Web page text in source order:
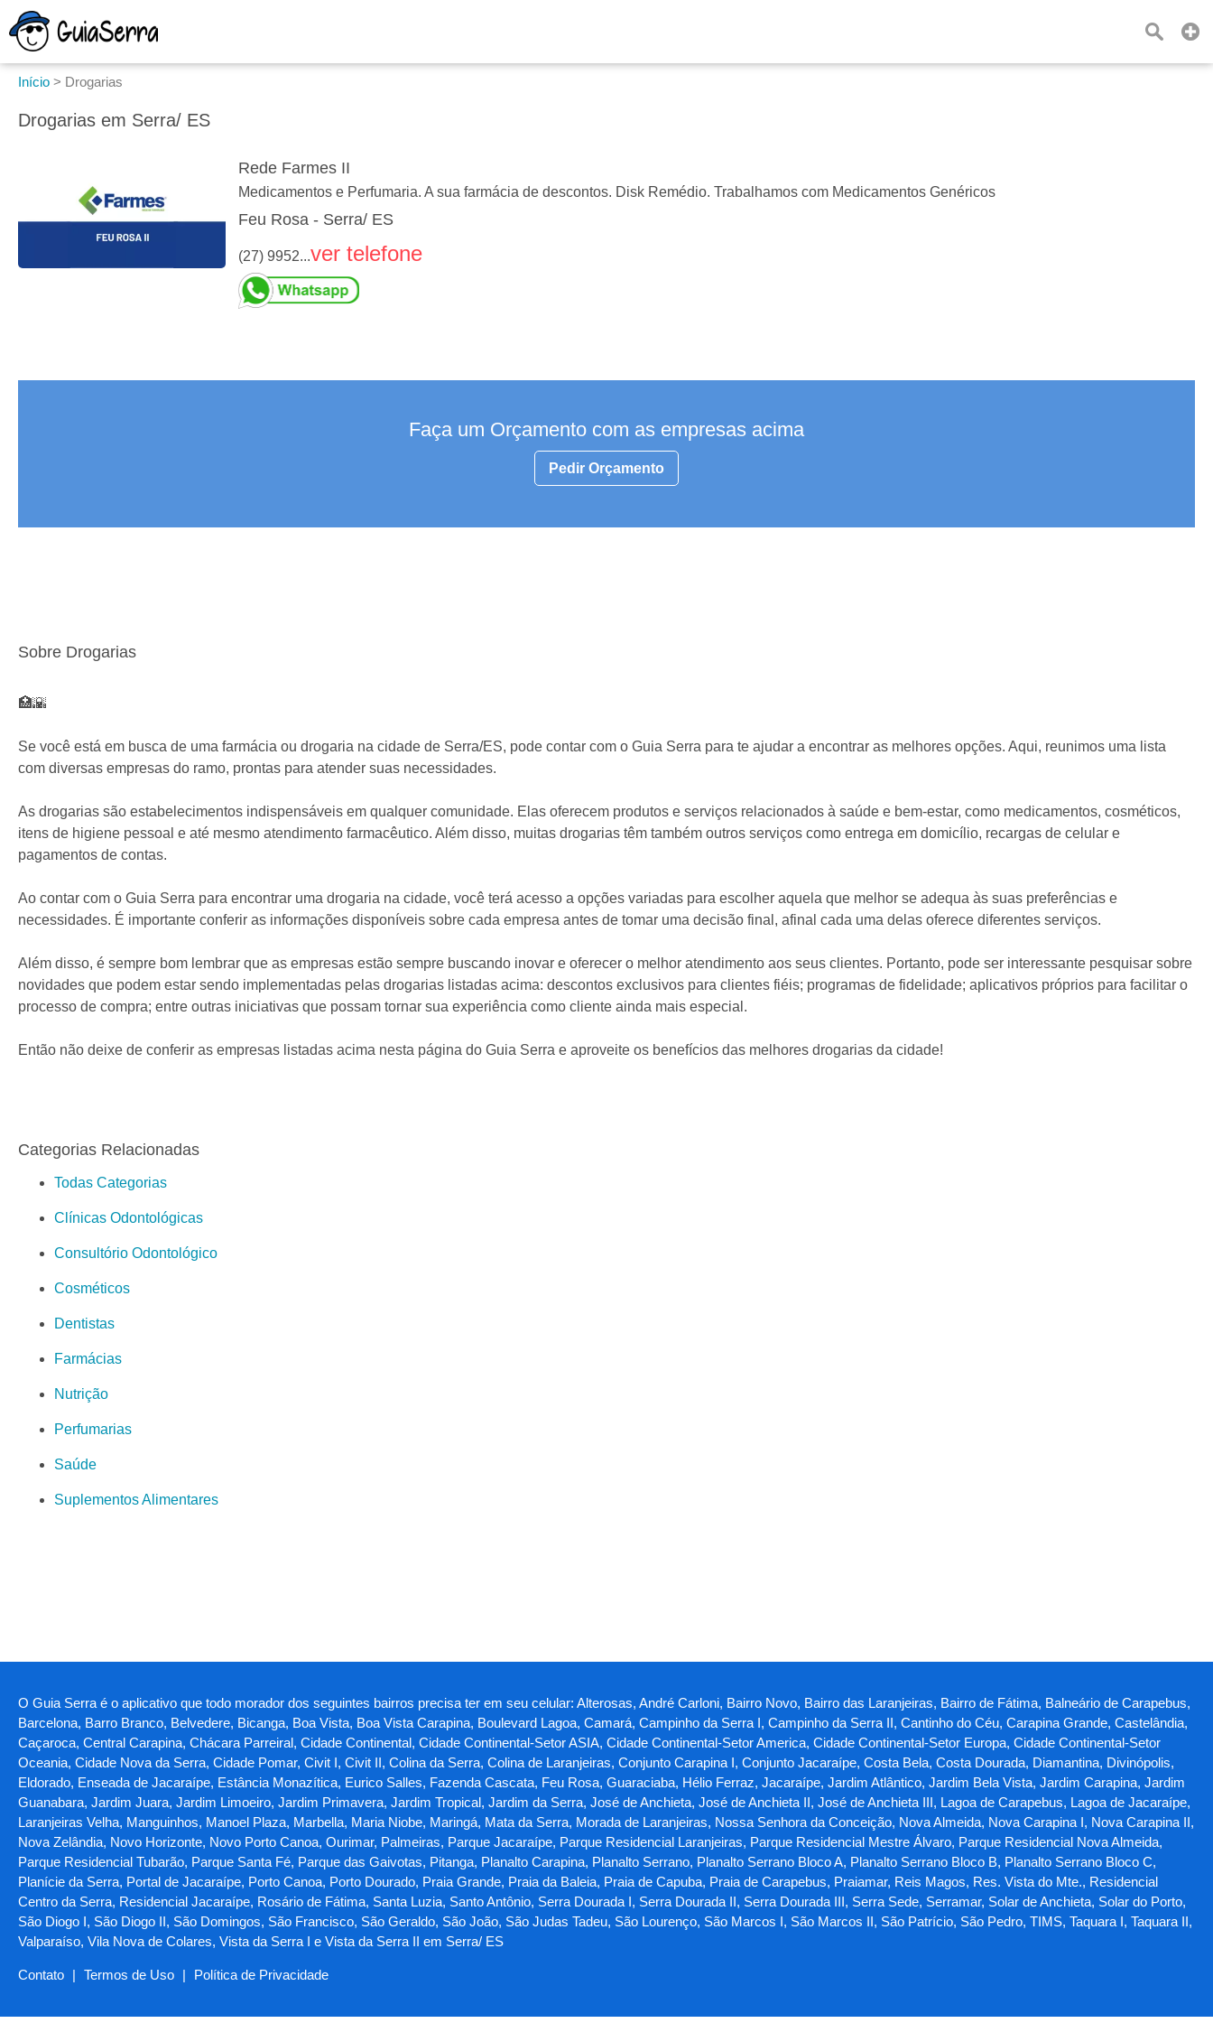
Início > Drogarias
Drogarias em Serra/ ES
Rede Farmes II
Medicamentos e Perfumaria. A sua farmácia de descontos. Disk Remédio. Trabalhamos com Medicamentos Genéricos
Feu Rosa - Serra/ ES
(27) 9952...ver telefone
Faça um Orçamento com as empresas acima
Pedir Orçamento
Sobre Drogarias
🏥🌇
Se você está em busca de uma farmácia ou drogaria na cidade de Serra/ES, pode contar com o Guia Serra para te ajudar a encontrar as melhores opções. Aqui, reunimos uma lista
com diversas empresas do ramo, prontas para atender suas necessidades.
As drogarias são estabelecimentos indispensáveis em qualquer comunidade. Elas oferecem produtos e serviços relacionados à saúde e bem-estar, como medicamentos, cosméticos,
itens de higiene pessoal e até mesmo atendimento farmacêutico. Além disso, muitas drogarias têm também outros serviços como entrega em domicílio, recargas de celular e
pagamentos de contas.
Ao contar com o Guia Serra para encontrar uma drogaria na cidade, você terá acesso a opções variadas para escolher aquela que melhor se adequa às suas preferências e
necessidades. É importante conferir as informações disponíveis sobre cada empresa antes de tomar uma decisão final, afinal cada uma delas oferece diferentes serviços.
Além disso, é sempre bom lembrar que as empresas estão sempre buscando inovar e oferecer o melhor atendimento aos seus clientes. Portanto, pode ser interessante pesquisar sobre
novidades que podem estar sendo implementadas pelas drogarias listadas acima: descontos exclusivos para clientes fiéis; programas de fidelidade; aplicativos próprios para facilitar o
processo de compra; entre outras iniciativas que possam tornar sua experiência como cliente ainda mais especial.
Então não deixe de conferir as empresas listadas acima nesta página do Guia Serra e aproveite os benefícios das melhores drogarias da cidade!
Categorias Relacionadas
Todas Categorias
Clínicas Odontológicas
Consultório Odontológico
Cosméticos
Dentistas
Farmácias
Nutrição
Perfumarias
Saúde
Suplementos Alimentares
O Guia Serra é o aplicativo que todo morador dos seguintes bairros precisa ter em seu celular: Alterosas, André Carloni, Bairro Novo, Bairro das Laranjeiras, Bairro de Fátima, Balneário de Carapebus,
Barcelona, Barro Branco, Belvedere, Bicanga, Boa Vista, Boa Vista Carapina, Boulevard Lagoa, Camará, Campinho da Serra I, Campinho da Serra II, Cantinho do Céu, Carapina Grande, Castelândia,
Caçaroca, Central Carapina, Chácara Parreiral, Cidade Continental, Cidade Continental-Setor ASIA, Cidade Continental-Setor America, Cidade Continental-Setor Europa, Cidade Continental-Setor
Oceania, Cidade Nova da Serra, Cidade Pomar, Civit I, Civit II, Colina da Serra, Colina de Laranjeiras, Conjunto Carapina I, Conjunto Jacaraípe, Costa Bela, Costa Dourada, Diamantina, Divinópolis,
Eldorado, Enseada de Jacaraípe, Estância Monazítica, Eurico Salles, Fazenda Cascata, Feu Rosa, Guaraciaba, Hélio Ferraz, Jacaraípe, Jardim Atlântico, Jardim Bela Vista, Jardim Carapina, Jardim
Guanabara, Jardim Juara, Jardim Limoeiro, Jardim Primavera, Jardim Tropical, Jardim da Serra, José de Anchieta, José de Anchieta II, José de Anchieta III, Lagoa de Carapebus, Lagoa de Jacaraípe,
Laranjeiras Velha, Manguinhos, Manoel Plaza, Marbella, Maria Niobe, Maringá, Mata da Serra, Morada de Laranjeiras, Nossa Senhora da Conceição, Nova Almeida, Nova Carapina I, Nova Carapina II,
Nova Zelândia, Novo Horizonte, Novo Porto Canoa, Ourimar, Palmeiras, Parque Jacaraípe, Parque Residencial Laranjeiras, Parque Residencial Mestre Álvaro, Parque Residencial Nova Almeida,
Parque Residencial Tubarão, Parque Santa Fé, Parque das Gaivotas, Pitanga, Planalto Carapina, Planalto Serrano, Planalto Serrano Bloco A, Planalto Serrano Bloco B, Planalto Serrano Bloco C,
Planície da Serra, Portal de Jacaraípe, Porto Canoa, Porto Dourado, Praia Grande, Praia da Baleia, Praia de Capuba, Praia de Carapebus, Praiamar, Reis Magos, Res. Vista do Mte., Residencial
Centro da Serra, Residencial Jacaraípe, Rosário de Fátima, Santa Luzia, Santo Antônio, Serra Dourada I, Serra Dourada II, Serra Dourada III, Serra Sede, Serramar, Solar de Anchieta, Solar do Porto,
São Diogo I, São Diogo II, São Domingos, São Francisco, São Geraldo, São João, São Judas Tadeu, São Lourenço, São Marcos I, São Marcos II, São Patrício, São Pedro, TIMS, Taquara I, Taquara II,
Valparaíso, Vila Nova de Colares, Vista da Serra I e Vista da Serra II em Serra/ ES
Contato | Termos de Uso | Política de Privacidade